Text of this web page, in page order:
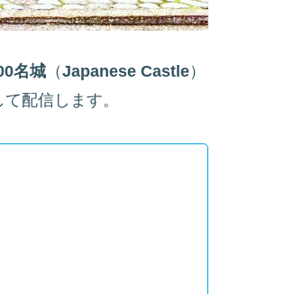
名城 （Japanese Castle）
て配信します。